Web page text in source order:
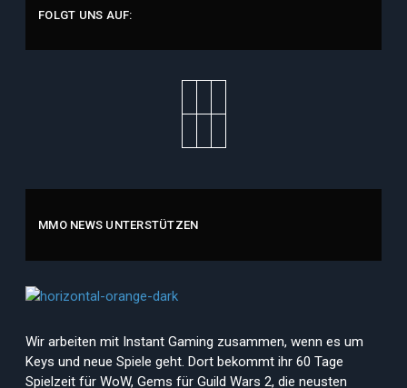
FOLGT UNS AUF:
MMO NEWS UNTERSTÜTZEN
Wir arbeiten mit Instant Gaming zusammen, wenn es um
Keys und neue Spiele geht. Dort bekommt ihr 60 Tage
Spielzeit für WoW, Gems für Guild Wars 2, die neusten